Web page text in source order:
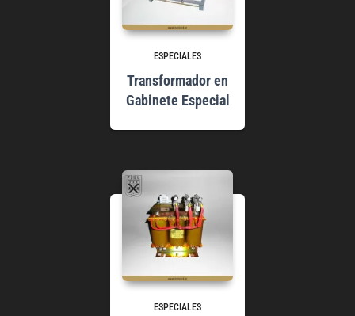
ESPECIALES
Transformador en
Gabinete Especial
ESPECIALES